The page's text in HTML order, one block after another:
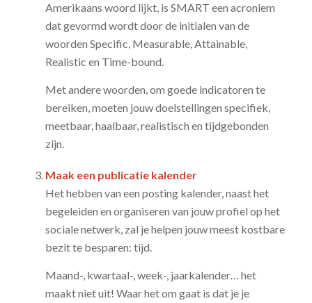
Amerikaans woord lijkt, is SMART een acroniem
dat gevormd wordt door de initialen van de
woorden Specific, Measurable, Attainable,
Realistic en Time-bound.
Met andere woorden, om goede indicatoren te
bereiken, moeten jouw doelstellingen specifiek,
meetbaar, haalbaar, realistisch en tijdgebonden
zijn.
Maak een publicatie kalender
Het hebben van een posting kalender, naast het
begeleiden en organiseren van jouw profiel op het
sociale netwerk, zal je helpen jouw meest kostbare
bezit te besparen: tijd.
Maand-, kwartaal-, week-, jaarkalender… het
maakt niet uit! Waar het om gaat is dat je je